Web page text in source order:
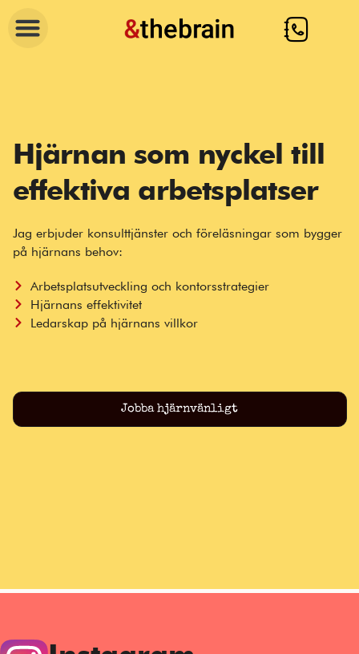
Hjärnan som nyckel till
effektiva arbetsplatser
Jag erbjuder konsulttjänster och föreläsningar som bygger
på hjärnans behov:
Arbetsplatsutveckling och kontorsstrategier
Hjärnans effektivitet
Ledarskap på hjärnans villkor
Jobba hjärnvänligt